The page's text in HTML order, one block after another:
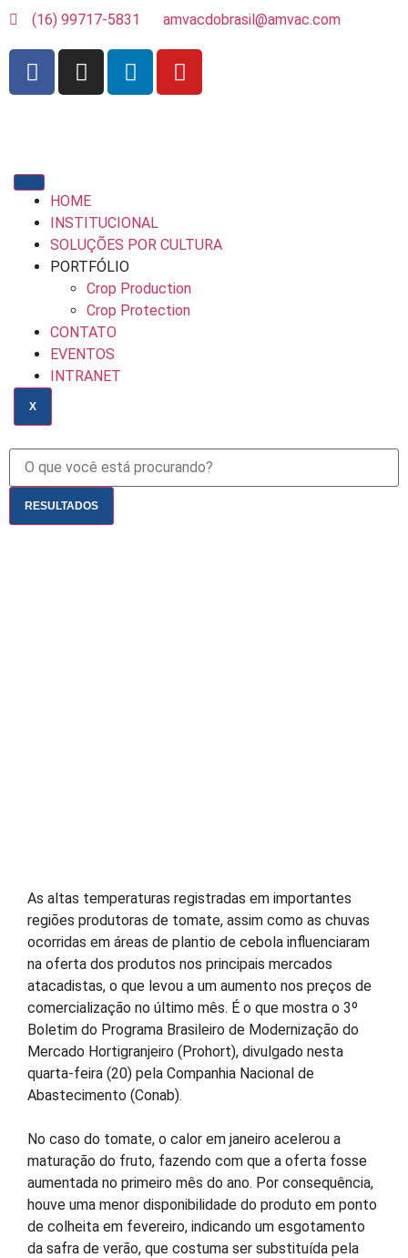
(16) 99717-5831 amvacdobrasil@amvac.com
HOME
INSTITUCIONAL
SOLUÇÕES POR CULTURA
PORTFÓLIO
Crop Production
Crop Protection
CONTATO
EVENTOS
INTRANET
X
RESULTADOS
As altas temperaturas registradas em importantes
regiões produtoras de tomate, assim como as chuvas
ocorridas em áreas de plantio de cebola influenciaram
na oferta dos produtos nos principais mercados
atacadistas, o que levou a um aumento nos preços de
comercialização no último mês. É o que mostra o 3º
Boletim do Programa Brasileiro de Modernização do
Mercado Hortigranjeiro (Prohort), divulgado nesta
quarta-feira (20) pela Companhia Nacional de
Abastecimento (Conab).
No caso do tomate, o calor em janeiro acelerou a
maturação do fruto, fazendo com que a oferta fosse
aumentada no primeiro mês do ano. Por consequência,
houve uma menor disponibilidade do produto em ponto
de colheita em fevereiro, indicando um esgotamento
da safra de verão, que costuma ser substituída pela